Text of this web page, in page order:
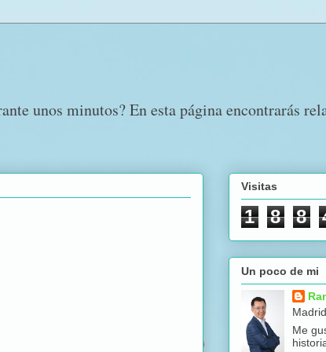
unos minutos? En esta página encontrarás
Visitas
1 8 8
Un poco de mi
Me